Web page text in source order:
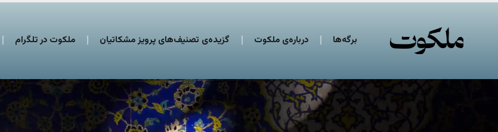
برگه‌ها درباره‌ی ملکوت گزیده‌ی تصنیف‌های پرویز مشکاتیان ملکوت در تلگرام